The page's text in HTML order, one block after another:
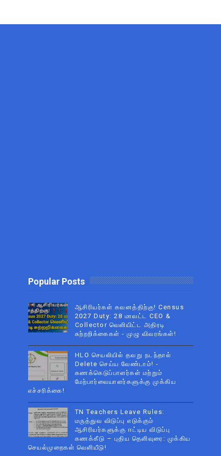
Popular Posts
ஆசிரியர்கள் கவனத்திற்கு! Census
2027 Duty: 28 மாவட்ட CEO &
Collector வெளியிட்ட அதிரடி
சுற்றறிக்கைகள் - முழு விவரங்கள்!
HLO செயலியில் தவறு நடந்தால்
Delete செய்ய வேண்டாம்! -
கணக்கெடுப்பாளர்கள் மற்றும்
மேற்பார்வையாளர்களுக்கு முக்கிய
எச்சரிக்கை!
TN Teachers Leave Rules:
மருத்துவ விடுப்பு எடுக்கும்
ஆசிரியர்களுக்கு ஈட்டிய விடுப்பு
கணக்கீடு – புதிய தெளிவுரை: முக்கிய
செயல்முறைகள் வெளியீடு!